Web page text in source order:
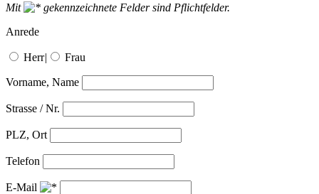
Mit
gekennzeichnete Felder sind Pflichtfelder.
Anrede
Herr| Frau
Vorname, Name
Strasse / Nr.
PLZ, Ort
Telefon
E-Mail